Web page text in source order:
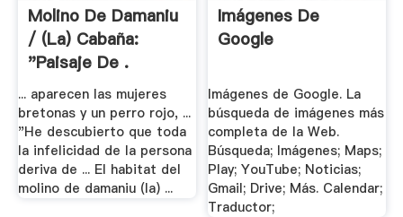
Molino De Damaniu
/ (la) Cabaña:
"Paisaje De .
... aparecen las mujeres
bretonas y un perro rojo, ...
"He descubierto que toda
la infelicidad de la persona
deriva de ... El habitat del
molino de damaniu (la) ...
Imágenes De
Google
Imágenes de Google. La
búsqueda de imágenes más
completa de la Web.
Búsqueda; Imágenes; Maps;
Play; YouTube; Noticias;
Gmail; Drive; Más. Calendar;
Traductor;